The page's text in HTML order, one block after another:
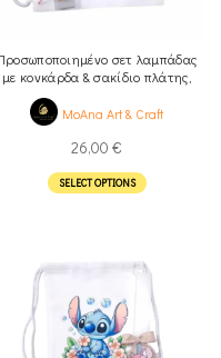
σετ λαμπάδας
με κονκάρδα & σακίδιο πλάτης,
MoAna Art & Craft
26,00 €
SELECT OPTIONS